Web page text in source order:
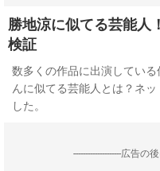
勝地涼に似てる芸能人
検証
数多くの作品に出演してい
んに似てる芸能人とは？ネ
した。
--------------------広告の